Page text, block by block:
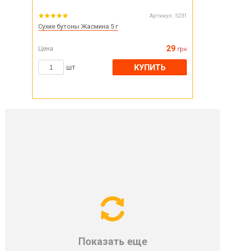
Артикул: 5231
Сухие бутоны Жасмина 5 г
Цена 29 грн
шт КУПИТЬ
Показать еще